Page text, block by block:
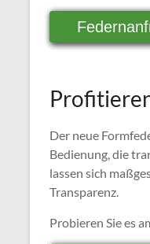
Der neue
Bedienung, die
lassen sich
Transparenz.
Probieren Sie es